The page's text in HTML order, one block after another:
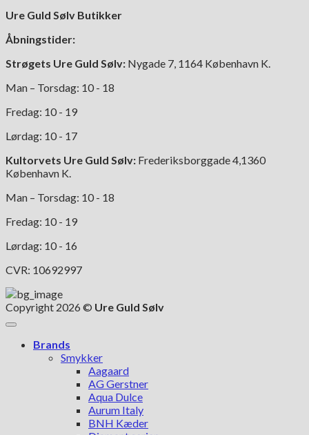
Ure Guld Sølv Butikker
Åbningstider:
Strøgets Ure Guld Sølv: Nygade 7, 1164 København K.
Man – Torsdag: 10 - 18
Fredag: 10 - 19
Lørdag: 10 - 17
Kultorvets Ure Guld Sølv: Frederiksborggade 4,1360
København K.
Man – Torsdag: 10 - 18
Fredag: 10 - 19
Lørdag: 10 - 16
CVR: 10692997
Copyright 2026 © Ure Guld Sølv
Brands
Smykker
Aagaard
AG Gerstner
Aqua Dulce
Aurum Italy
BNH Kæder